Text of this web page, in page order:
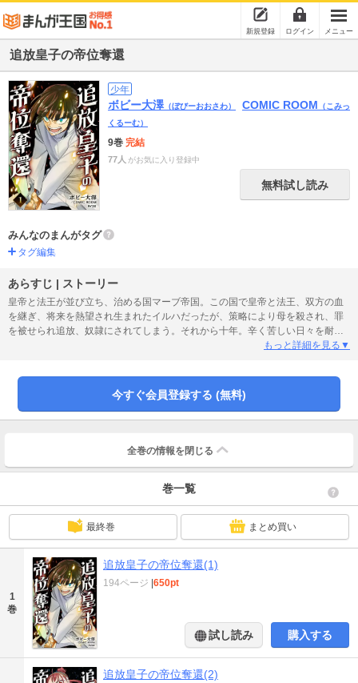
新規登録 ログイン メニュー
追放皇子の帝位奪還
少年
ボビー大澤（ぼびーおおさわ） COMIC ROOM （こみっ
くるーむ）
9巻 完結
77人 がお気に入り登録中
無料試し読み
みんなのまんがタグ
タグ編集
あらすじ | ストーリー
皇帝と法王が並び立ち、治める国マーブ帝国。この国で皇帝と法王、双方の血
を継ぎ、将来を熱望され生まれたイルハだったが、策略により母を殺され、罪
を被せられ追放、奴隷にされてしまう。それから十年。辛く苦しい日々を耐え
てきたイルハの前に現れたのは、魔族と呼ばれ迫害される少女・シオ。一族を
もっと詳細を見る▼
今すぐ会員登録する (無料)
全巻の情報を 閉じる
巻一覧
最終巻 まとめ買い
1
巻
追放皇子の帝位奪還(1)
194ページ |650pt
試し読み 購入する
追放皇子の帝位奪還(2)